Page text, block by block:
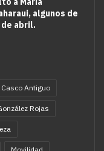
algunos de
abril.
Casco Antiguo
Rojas